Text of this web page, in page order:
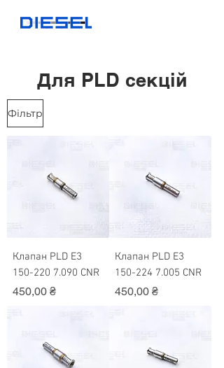
Для PLD секцій
Фільтр
Клапан PLD Е3
150-220 7.090 CNR
Ціна
450,00 ₴
Клапан PLD Е3
150-224 7.005 CNR
Ціна
450,00 ₴